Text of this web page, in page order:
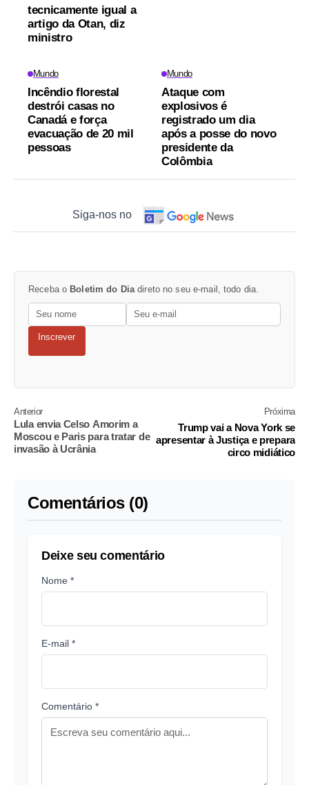
tecnicamente igual a
artigo da Otan, diz
ministro
Mundo
Incêndio florestal
destrói casas no
Canadá e força
evacuação de 20 mil
pessoas
Mundo
Ataque com
explosivos é
registrado um dia
após a posse do novo
presidente da
Colômbia
Siga-nos no
Receba o Boletim do Diadireto no seu e-mail, todo dia.
Inscrever
Anterior
Lula envia Celso Amorim a
Moscou e Paris para tratar de
invasão à Ucrânia
Próxima
Trump vai a Nova York se
apresentar à Justiça e prepara
circo midiático
Comentários (0)
Deixe seu comentário
Nome *
E-mail *
Comentário *